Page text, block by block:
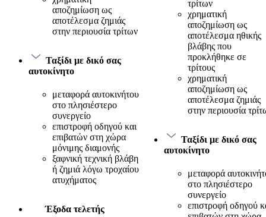
αποζημίωση ως
αποτέλεσμα ζημιάς
στην περιουσία τρίτων
Ταξίδι με δικό σας
αυτοκίνητο
μεταφορά αυτοκινήτου
στο πλησιέστερο
συνεργείο
επιστροφή οδηγού και
επιβατών στη χώρα
μόνιμης διαμονής
ξαφνική τεχνική βλάβη
ή ζημιά λόγω τροχαίου
ατυχήματος
Έξοδα τελετής
τρίτων
χρηματική
αποζημίωση ως
αποτέλεσμα ηθικής
βλάβης που
προκλήθηκε σε
τρίτους
χρηματική
αποζημίωση ως
αποτέλεσμα ζημιάς
στην περιουσία
Ταξίδι με δικό σας
αυτοκίνητο
μεταφορά
στο πλησιέστερο
συνεργείο
επιστροφή οδηγού